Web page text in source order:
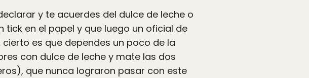
y te acuerdes del dulce de leche o
tick en el papel y que luego un oficial de
es que dependes un poco de la
con dulce de leche y mate las dos
que nunca lograron pasar con este